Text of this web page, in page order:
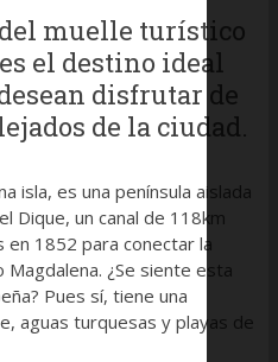
muelle turístico
el destino ideal
disfrutar de
de la ciudad.
isla, es una península aislada
Dique, un canal de 118km
1852 para conectar la
Magdalena. ¿Se siente esta
Pues sí, tiene una
aguas turquesas y playas de